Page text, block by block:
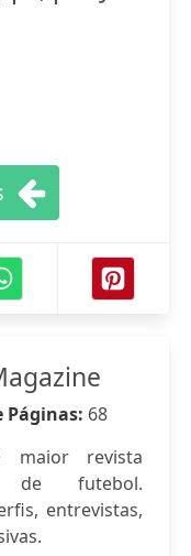
Páginas: 68
maior revista
de futebol.
entrevistas,